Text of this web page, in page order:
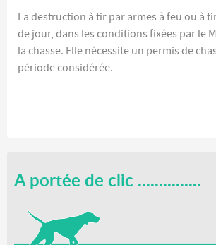
La destruction à tir par armes à feu ou à
de jour, dans les conditions fixées par le
la chasse. Elle nécessite un permis de
période considérée.
A portée de clic ...............